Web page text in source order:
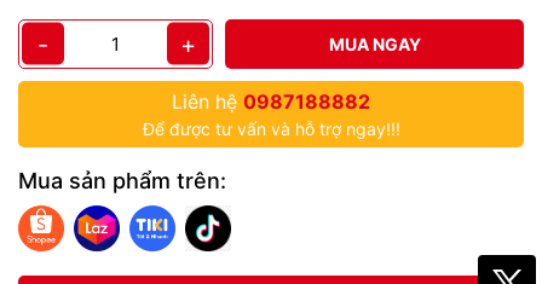
- + MUA NGAY
Liên hệ 0987188882
Để được tư vấn và hỗ trợ ngay!!!
Mua sản phẩm trên: